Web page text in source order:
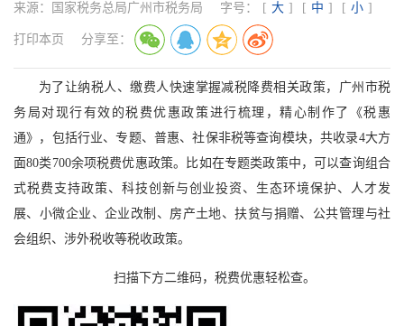
来源：
国家税务总局广州市税务局 字号： [ 大 ] [ 中 ] [ 小 ]
打印本页 分享至：
为了让纳税人、缴费人快速掌握减税降费相关政策，广州市税
务局对现行有效的税费优惠政策进行梳理，精心制作了《税惠
通》，包括行业、专题、普惠、社保非税等查询模块，共收录4大方
面80类700余项税费优惠政策。比如在专题类政策中，可以查询组合
式税费支持政策、科技创新与创业投资、生态环境保护、人才发
展、小微企业、企业改制、房产土地、扶贫与捐赠、公共管理与社
会组织、涉外税收等税收政策。
扫描下方二维码，税费优惠轻松查。